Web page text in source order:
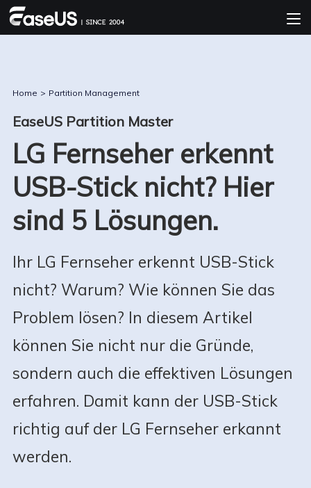
Home > Partition Management
EaseUS Partition Master
LG Fernseher erkennt
USB-Stick nicht? Hier
sind 5 Lösungen.
Ihr LG Fernseher erkennt USB-Stick
nicht? Warum? Wie können Sie das
Problem lösen? In diesem Artikel
können Sie nicht nur die Gründe,
sondern auch die effektiven Lösungen
erfahren. Damit kann der USB-Stick
richtig auf der LG Fernseher erkannt
werden.